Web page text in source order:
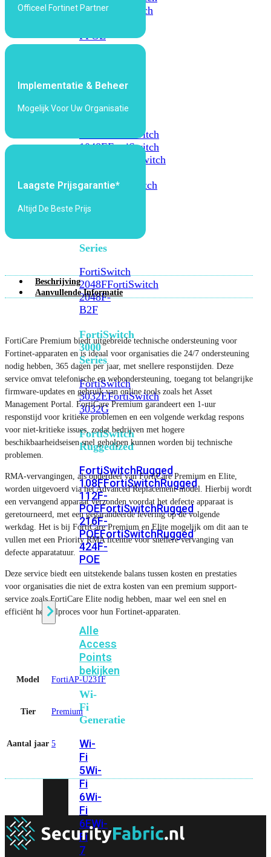
648FFortiSwitch
FPOE
1000
FortiSwitch
1048EFortiSwitch
FortiSwitch
FPOEFortiSwitch
Series
FortiSwitch
2048FFortiSwitch
2048F-
B2F
FortiSwitch
3000
Series
FortiSwitch
3032EFortiSwitch
3032G
FortiSwitch
Ruggedized
FortiSwitchRugged
108FFortiSwitchRugged
112F-
POEFortiSwitchRugged
216F-
POEFortiSwitchRugged
424F-
POE
WiFi
Alle
Access
Points
bekijken
Wi-
Fi
Generatie
Wi-
Fi
5Wi-
Fi
6Wi-
Fi
6EWi-
Fi
7
Officeel Fortinet Partner
Implementatie & Beheer
Mogelijk Voor Uw Organisatie
Laagste Prijsgarantie*
Altijd De Beste Prijs
Beschrijving
Aanvullende Informatie
FortiCare Premium biedt uitgebreide technische ondersteuning voor
Fortinet-apparaten en is ideaal voor organisaties die 24/7 ondersteuning
nodig hebben, 365 dagen per jaar, met snellere responstijden. Deze
service omvat telefonische en webondersteuning, toegang tot belangrijke
firmware-updates en gebruik van online tools zoals het Asset
Management Portal. FortiCare Premium garandeert een 1-uur
responstijd voor kritieke problemen en een volgende werkdag respons
voor niet-kritieke issues, zodat bedrijven met hogere
beschikbaarheidseisen snel geholpen kunnen worden bij technische
problemen.
RMA-vervangingen, als onderdeel van FortiCare Premium en Elite,
worden uitgevoerd via het Advanced Replacement-model. Hierbij wordt
een vervangend apparaat verzonden voordat het defecte apparaat is
geretourneerd, met een gegarandeerde levering op de volgende
werkdag. Het is bij FortiCare Premium en Elite mogelijk om dit aan te
vullen met een Priority RMA licentie voor snellere vervanging van
defecte apparatatuur.
Deze service biedt een uitstekende balans tussen kosten en prestaties
voor organisaties die niet de extra kosten van een premium support-
service zoals FortiCare Elite nodig hebben, maar wel een snel en
efficiënt herstelproces voor hun Fortinet-apparaten.
Model FortiAP-U231F
Tier Premium
Aantal jaar 5